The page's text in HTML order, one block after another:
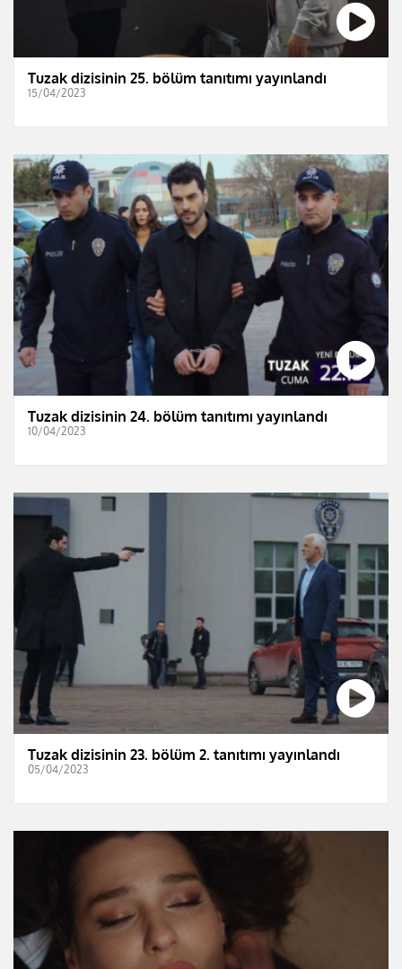
Tuzak dizisinin 25. bölüm tanıtımı yayınlandı
15/04/2023
Tuzak dizisinin 24. bölüm tanıtımı yayınlandı
10/04/2023
Tuzak dizisinin 23. bölüm 2. tanıtımı yayınlandı
05/04/2023